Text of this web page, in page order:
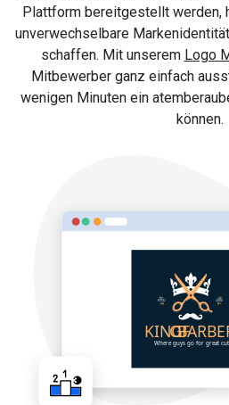
Plattform bereitgestellt werden,
unverwechselbare
schaffen. Mit unserem Logo
Mitbewerber ganz einfach
wenigen Minuten ein
können.